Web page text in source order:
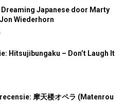
Japanese door Marty
Wiederhorn
Hitsujibungaku – Don’t Laugh It
摩天楼オペラ (Matenrou